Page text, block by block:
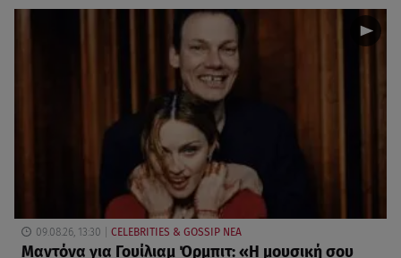
09.08.26, 13:30 CELEBRITIES & GOSSIP ΝΕΑ
Μαντόνα για Γουίλιαμ Όρμπιτ: «Η μουσική σου